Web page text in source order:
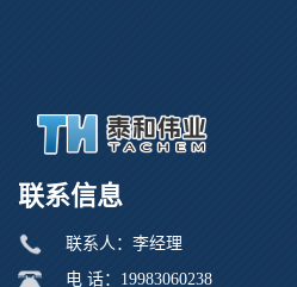
联系信息
联系人：李经理
电 话：19983060238